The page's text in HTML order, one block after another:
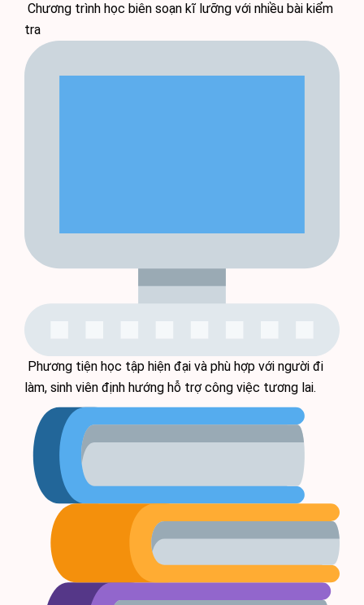
Chương trình học biên soạn kĩ lưỡng với nhiều bài kiểm
tra
Phương tiện học tập hiện đại và phù hợp với người đi
làm, sinh viên định hướng hỗ trợ công việc tương lai.